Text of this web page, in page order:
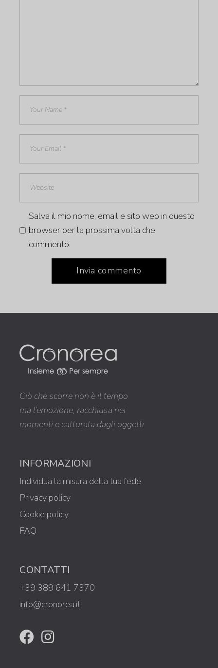
Salva il mio nome, email e sito web in questo
browser per la prossima volta che
commento.
Invia commento
Ciò che scorre non è il tempo
ma l’emozione, racchiusa nei
momenti e catturata dagli oggetti
INFORMAZIONI
Individua la misura della tua fede
Privacy policy
Cookie policy
FAQ
CONTATTI
+39 389 641 7370
info@cronorea.it